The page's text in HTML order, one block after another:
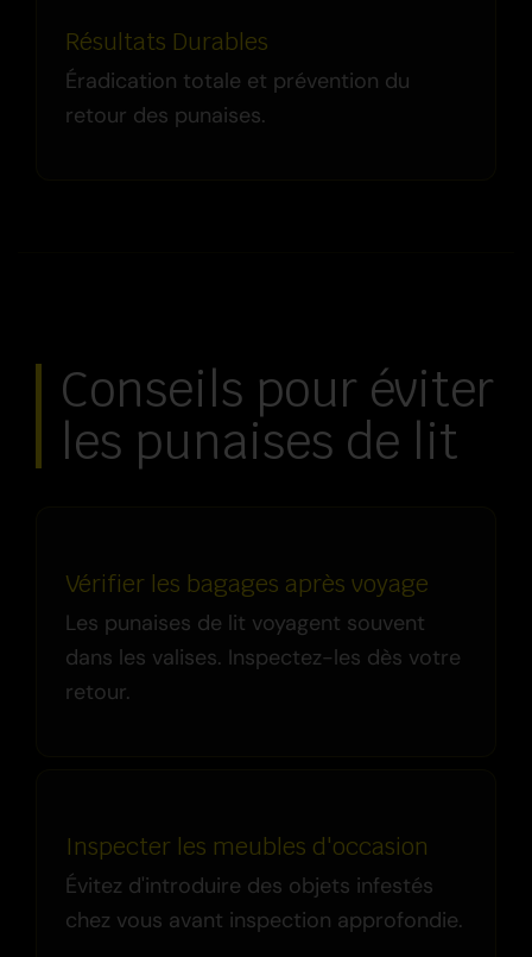
Résultats Durables
Éradication totale et prévention du
retour des punaises.
Conseils pour éviter
les punaises de lit
Vérifier les bagages après voyage
Les punaises de lit voyagent souvent
dans les valises. Inspectez-les dès votre
retour.
Inspecter les meubles d'occasion
Évitez d'introduire des objets infestés
chez vous avant inspection approfondie.